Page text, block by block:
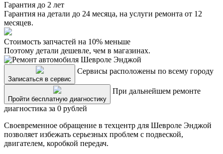
Гарантия до 2 лет
Гарантия на детали до 24 месяца, на услуги ремонта от 12
месяцев.
Стоимость запчастей на 10% меньше
Поэтому детали дешевле, чем в магазинах.
Записаться в сервис
Сервисы расположены по всему городу
Пройти бесплатную диагностику
При дальнейшем ремонте
диагностика за 0 рублей
Своевременное обращение в техцентр для Шевроле Энджой
позволяет избежать серьезных проблем с подвеской,
двигателем, коробкой передач.